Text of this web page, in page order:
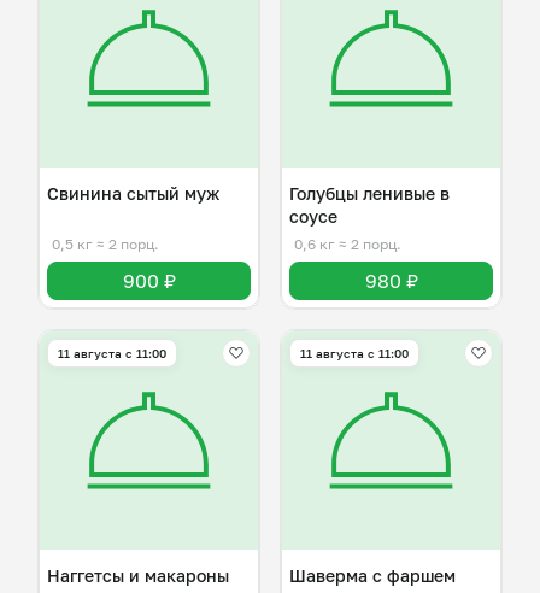
Свинина сытый муж
0,5 кг ≈ 2 порц.
900 ₽
Голубцы ленивые в
соусе
0,6 кг ≈ 2 порц.
980 ₽
11 августа с 11:00
Наггетсы и макароны
11 августа с 11:00
Шаверма с фаршем